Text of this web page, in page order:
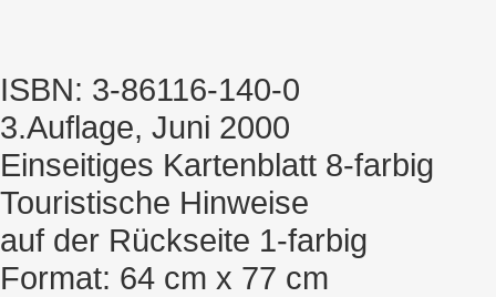
ISBN: 3-86116-140-0
3.Auflage, Juni 2000
Einseitiges Kartenblatt 8-farbig
Touristische Hinweise
auf der Rückseite 1-farbig
Format: 64 cm x 77 cm